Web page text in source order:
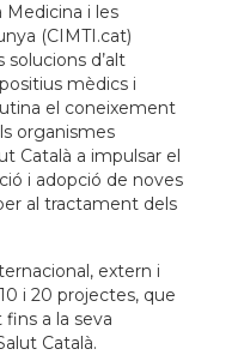
Medicina i les
(CIMTI.cat)
d’alt
mèdics i
el coneixement
organismes
Català a impulsar el
i adopció de noves
al tractament dels
extern i
i 20 projectes, que
a la seva
Català.